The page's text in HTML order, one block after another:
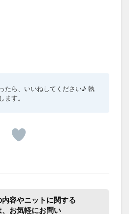
容や​ニットに​関する​
、​お気軽に​お問い​